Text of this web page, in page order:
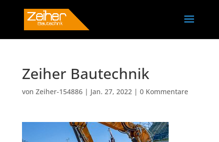
Zeiher Bautechnik
von Zeiher-154886| Jan. 27, 2022| 0 Kommentare